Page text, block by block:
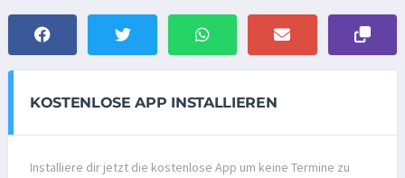
KOSTENLOSE APP INSTALLIEREN
Installiere dir jetzt die kostenlose App um keine Termine zu